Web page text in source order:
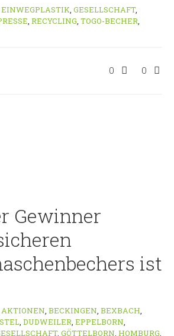
EINWEGPLASTIK, GESELLSCHAFT,
, RECYCLING, TOGO-BECHER,
0 0
Gewinner
ist
AKTIONEN, BECKINGEN, BEXBACH,
, DUDWEILER, EPPELBORN,
, GÖTTELBORN, HOMBURG,